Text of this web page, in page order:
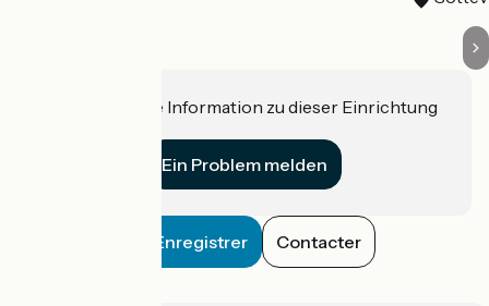
Haben Sie eine Information zu dieser Einrichtung
Ein Problem melden
Enregistrer Contacter